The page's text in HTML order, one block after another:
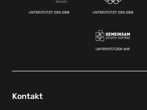
UNTERSTÜTZT DEN DBB UNTERSTÜTZT DEN DBB
UNTERSTÜTZEN WIR
Kontakt